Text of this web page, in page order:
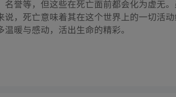
名誉等，但这些在死亡面前都会化为虚无
，死亡意味着其在这个世界上的一切活
暖与感动，活出生命的精彩。